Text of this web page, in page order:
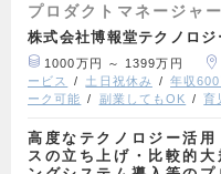
プロダクトマネージャー
株式会社博報堂テクノロジ
1000万円 ～ 1399万円
ービス
土日祝休み 年収
ーク可能
副業してもOK 育
高度なテクノロジー活
スの立ち上げ・比較的大